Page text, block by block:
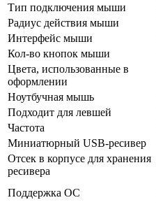
Тип подключения мыши
Радиус действия мыши
Интерфейс мыши
Кол-во кнопок мыши
Цвета, использованные в
оформлении
Ноутбучная мышь
Подходит для левшей
Частота
Миниатюрный USB-ресивер
Отсек в корпусе для хранения
ресивера
Поддержка ОС